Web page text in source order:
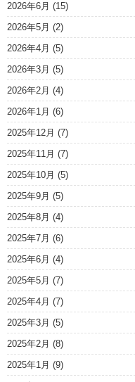
2026年6月 (15)
2026年5月 (2)
2026年4月 (5)
2026年3月 (5)
2026年2月 (4)
2026年1月 (6)
2025年12月 (7)
2025年11月 (7)
2025年10月 (5)
2025年9月 (5)
2025年8月 (4)
2025年7月 (6)
2025年6月 (4)
2025年5月 (7)
2025年4月 (7)
2025年3月 (5)
2025年2月 (8)
2025年1月 (9)